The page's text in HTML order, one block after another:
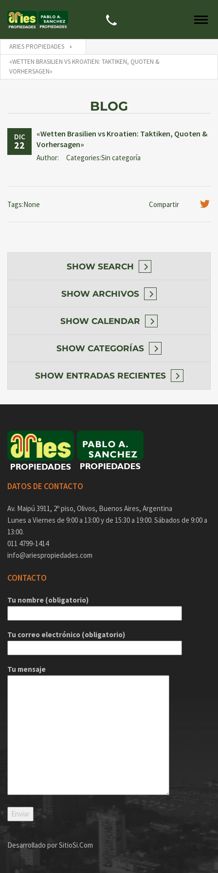
ARIES PROPIEDADES
«WETTEN BRASILIEN VS KROATIEN: TAKTIKEN, QUOTEN &
VORHERSAGEN»
BLOG
DIC
22
«Wetten Brasilien vs Kroatien: Taktiken, Quoten &
Vorhersagen»
Author: Categories:Sin categoría
Compartir
Tags:None
SHOW SEARCH
SHOW ARCHIVOS
SHOW CALENDAR
SHOW CATEGORÍAS
SHOW ENTRADAS RECIENTES
DATOS DE CONTACTO
Av. Maipú 3911, 2º piso, Olivos, Buenos Aires, Argentina
Lunes a Viernes de 9:00 a 13:00 y de 15:30 a 19:00. Sábados de 9:00 a
13:00.
011 4799-1414
info@ariespropiedades.com
CONTACTO
Tu nombre (obligatorio)
Tu correo electrónico (obligatorio)
Tu mensaje
Desarrollado porSitioSi.Com